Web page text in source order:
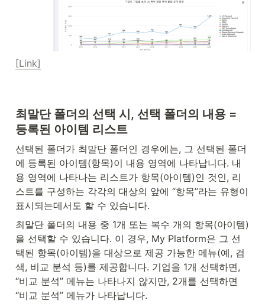
[Link]
최말단 폴더의 선택 시, 선택 폴더의 내용 =
등록된 아이템 리스트
선택된 폴더가 최말단 폴더인 경우에는, 그 선택된 폴더
에 등록된 아이템(항목)이 내용 영역에 나타납니다. 내
용 영역에 나타나는 리스트가 항목(아이템)인 것인, 리
스트를 구성하는 각각의 대상의 앞에 “항목”라는 유형이
표시되는데서도 할 수 있습니다.
최말단 폴더의 내용 중 1개 또는 복수 개의 항목(아이템)
을 선택할 수 있습니다. 이 경우, My Platform은 그 선
택된 항목(아이템)을 대상으로 제공 가능한 메뉴(예, 검
색, 비교 분석 등)를 제공합니다. 기업을 1개 선택하면,
“비교 분석” 메뉴는 나타나지 않지만, 2개를 선택하면
“비교 분석” 메뉴가 나타납니다.